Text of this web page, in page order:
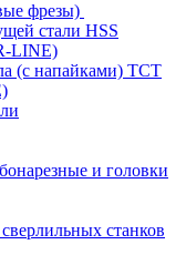
фрезы)
стали HSS
LINE)
(с напайками) ТСТ
и головки
станков